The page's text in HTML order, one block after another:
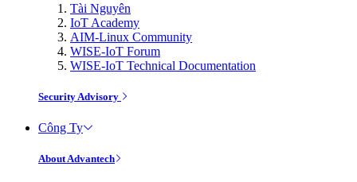
Tài Nguyên
IoT Academy
AIM-Linux Community
WISE-IoT Forum
WISE-IoT Technical Documentation
Security Advisory
Công Ty
About Advantech